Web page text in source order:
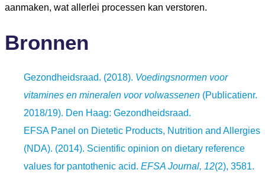
aanmaken, wat allerlei processen kan verstoren.
Bronnen
Gezondheidsraad. (2018). Voedingsnormen voor
vitamines en mineralen voor volwassenen (Publicatienr.
2018/19). Den Haag: Gezondheidsraad.
EFSA Panel on Dietetic Products, Nutrition and Allergies
(NDA). (2014). Scientific opinion on dietary reference
values for pantothenic acid. EFSA Journal, 12(2), 3581.